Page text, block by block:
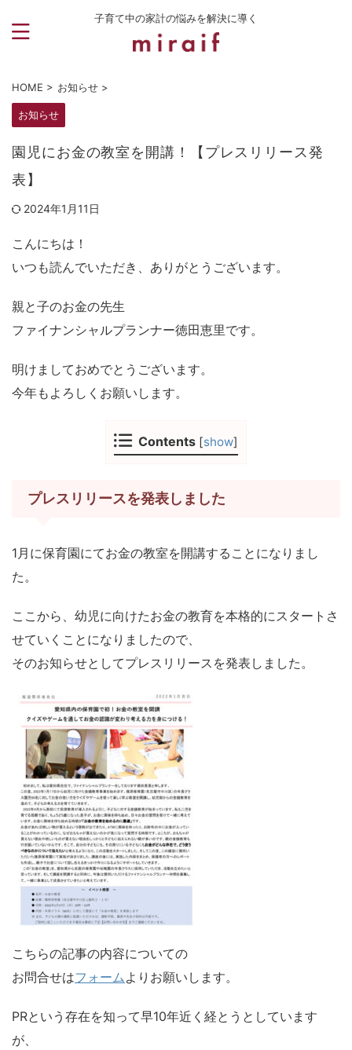
子育て中の家計の悩みを解決に導く
HOME > お知らせ >
お知らせ
園児にお金の教室を開講！【プレスリリース発
表】
2024年1月11日
こんにちは！
いつも読んでいただき、ありがとうございます。
親と子のお金の先生
ファイナンシャルプランナー徳田恵里です。
明けましておめでとうございます。
今年もよろしくお願いします。
Contents [show]
プレスリリースを発表しました
1月に保育園にてお金の教室を開講することになりまし
た。
ここから、幼児に向けたお金の教育を本格的にスタートさ
せていくことになりましたので、
そのお知らせとしてプレスリリースを発表しました。
こちらの記事の内容についての
お問合せはフォームよりお願いします。
PRという存在を知って早10年近く経とうとしています
が、